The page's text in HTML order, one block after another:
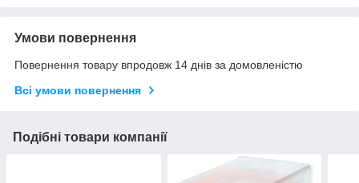
Умови повернення
Повернення товару впродовж 14 днів за домовленістю
Всі умови повернення
Подібні товари компанії